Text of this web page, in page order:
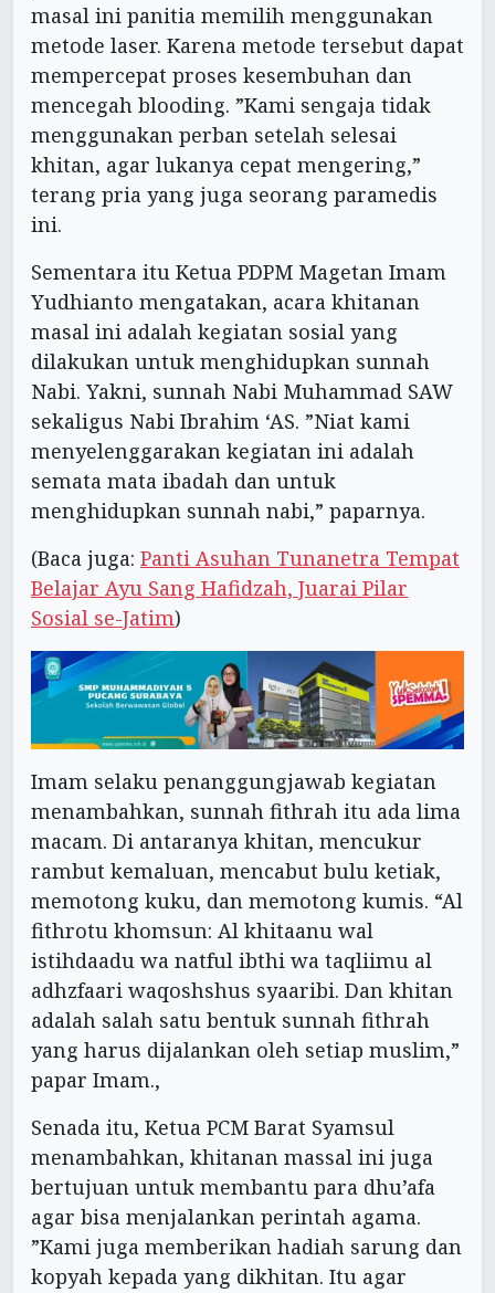
masal ini panitia memilih menggunakan
metode laser. Karena metode tersebut dapat
mempercepat proses kesembuhan dan
mencegah blooding. ”Kami sengaja tidak
menggunakan perban setelah selesai
khitan, agar lukanya cepat mengering,”
terang pria yang juga seorang paramedis
ini.
Sementara itu Ketua PDPM Magetan Imam
Yudhianto mengatakan, acara khitanan
masal ini adalah kegiatan sosial yang
dilakukan untuk menghidupkan sunnah
Nabi. Yakni, sunnah Nabi Muhammad SAW
sekaligus Nabi Ibrahim ‘AS. ”Niat kami
menyelenggarakan kegiatan ini adalah
semata mata ibadah dan untuk
menghidupkan sunnah nabi,” paparnya.
(Baca juga: Panti Asuhan Tunanetra Tempat
Belajar Ayu Sang Hafidzah, Juarai Pilar
Sosial se-Jatim)
Imam selaku penanggungjawab kegiatan
menambahkan, sunnah fithrah itu ada lima
macam. Di antaranya khitan, mencukur
rambut kemaluan, mencabut bulu ketiak,
memotong kuku, dan memotong kumis. “Al
fithrotu khomsun: Al khitaanu wal
istihdaadu wa natful ibthi wa taqliimu al
adhzfaari waqoshshus syaaribi. Dan khitan
adalah salah satu bentuk sunnah fithrah
yang harus dijalankan oleh setiap muslim,”
papar Imam.,
Senada itu, Ketua PCM Barat Syamsul
menambahkan, khitanan massal ini juga
bertujuan untuk membantu para dhu’afa
agar bisa menjalankan perintah agama.
”Kami juga memberikan hadiah sarung dan
kopyah kepada yang dikhitan. Itu agar